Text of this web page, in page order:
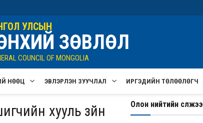
УЛСЫН
ЗӨВЛӨЛ
COUNCIL OF MONGOLIA
НӨӨЦ ЭВЛЭРҮҮЛЭН ЗУУЧЛАЛ ИРГЭДИЙН ТӨЛӨӨЛӨГЧ
хууль зүйн
Олон нийтийн сүлжээ